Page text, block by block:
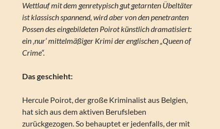
Wettlauf mit dem genretypisch gut getarnten Übeltäter
ist klassisch spannend, wird aber von den penetranten
Possen des eingebildeten Poirot künstlich dramatisiert:
ein ‚nur‘ mittelmäßiger Krimi der englischen „Queen of
Crime“.
Das geschieht:
Hercule Poirot, der große Kriminalist aus Belgien,
hat sich aus dem aktiven Berufsleben
zurückgezogen. So behauptet er jedenfalls, der mit